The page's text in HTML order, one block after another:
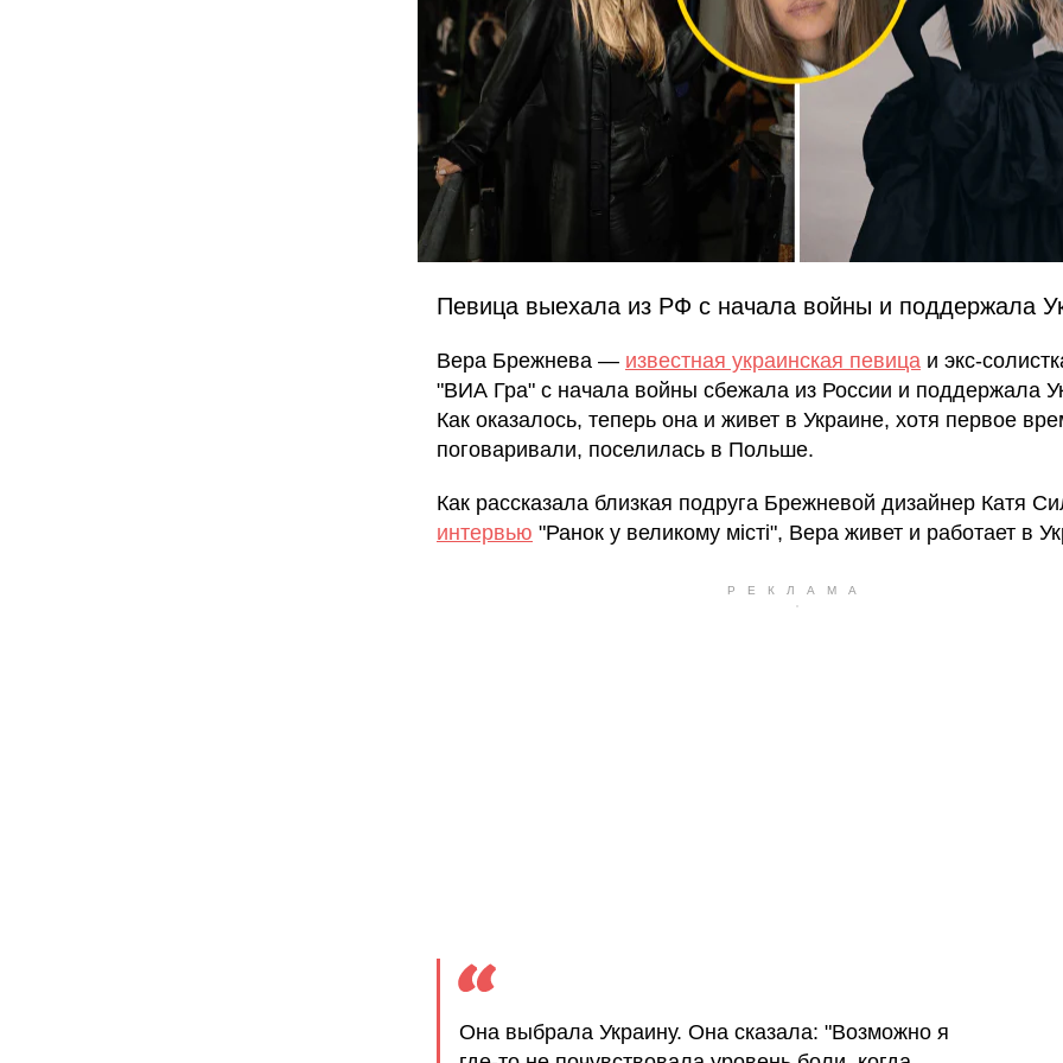
Певица выехала из РФ с начала войны и поддержала
Вера Брежнева — известная украинская певица и экс-
"ВИА Гра" с начала войны сбежала из России и поддержала
Как оказалось, теперь она и живет в Украине, хотя первое
поговаривали, поселилась в Польше.
Как рассказала близкая подруга Брежневой дизайнер Катя
интервью "Ранок у великому місті", Вера живет и работает в
Она выбрала Украину. Она сказала: "Возможно я